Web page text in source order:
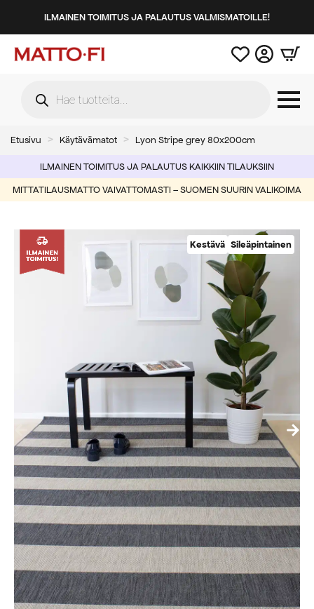
ILMAINEN TOIMITUS JA PALAUTUS VALMISMATOILLE!
search
Etusivu Käytävämatot Lyon Stripe grey 80x200cm
ILMAINEN TOIMITUS JA PALAUTUS KAIKKIIN TILAUKSIIN
MITTATILAUSMATTO VAIVATTOMASTI – SUOMEN SUURIN VALIKOIMA
Kestävä Sileäpintainen